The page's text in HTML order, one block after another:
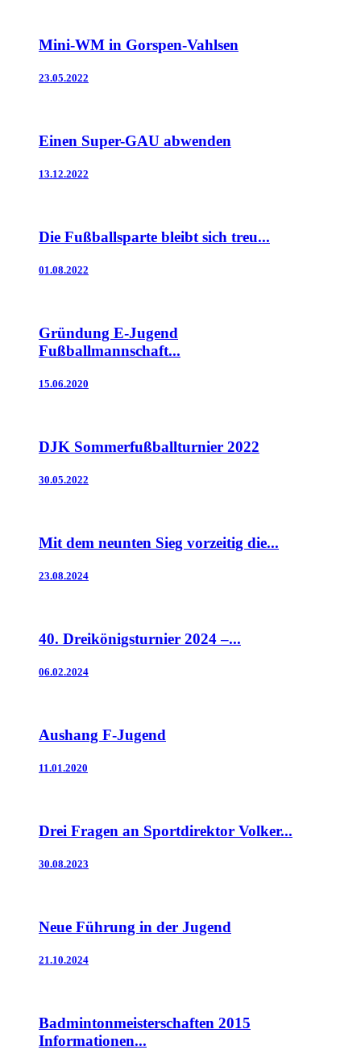
Mini-WM in Gorspen-Vahlsen
23.05.2022
Einen Super-GAU abwenden
13.12.2022
Die Fußballsparte bleibt sich treu...
01.08.2022
Gründung E-Jugend
Fußballmannschaft...
15.06.2020
DJK Sommerfußballturnier 2022
30.05.2022
Mit dem neunten Sieg vorzeitig die...
23.08.2024
40. Dreikönigsturnier 2024 –...
06.02.2024
Aushang F-Jugend
11.01.2020
Drei Fragen an Sportdirektor Volker...
30.08.2023
Neue Führung in der Jugend
21.10.2024
Badmintonmeisterschaften 2015
Informationen...